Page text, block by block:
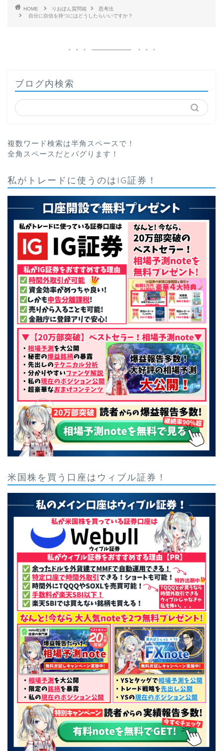
HOME りおぽん質問箱
思考法
自分に自信を持つにはどうしたらいいですか？
ブログ内検索
複数ワード検索は半角スペースで！
全角スペースだとバグります！
私がトレードに使うのはIG証券！
米国株を買う口座はウィブル証券！